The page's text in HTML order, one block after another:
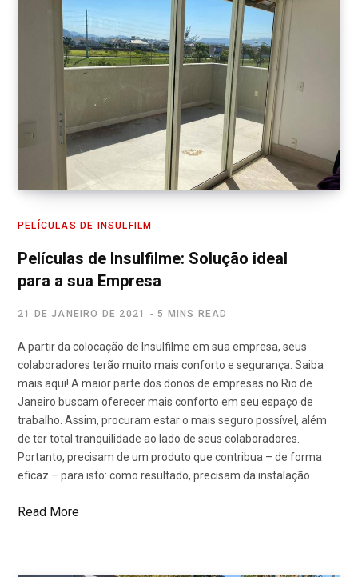
PELÍCULAS DE INSULFILM
Películas de Insulfilme: Solução ideal
para a sua Empresa
21 DE JANEIRO DE 2021 5 MINS READ
A partir da colocação de Insulfilme em sua empresa, seus
colaboradores terão muito mais conforto e segurança. Saiba
mais aqui! A maior parte dos donos de empresas no Rio de
Janeiro buscam oferecer mais conforto em seu espaço de
trabalho. Assim, procuram estar o mais seguro possível, além
de ter total tranquilidade ao lado de seus colaboradores.
Portanto, precisam de um produto que contribua – de forma
eficaz – para isto: como resultado, precisam da instalação…
Read More